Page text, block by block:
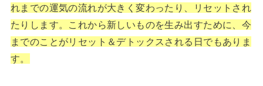
れまでの運気の流れが大きく変わったり、リセットされ
たりします。これから新しいものを生み出すために、今
までのことがリセット＆デトックスされる日でもありま
す。